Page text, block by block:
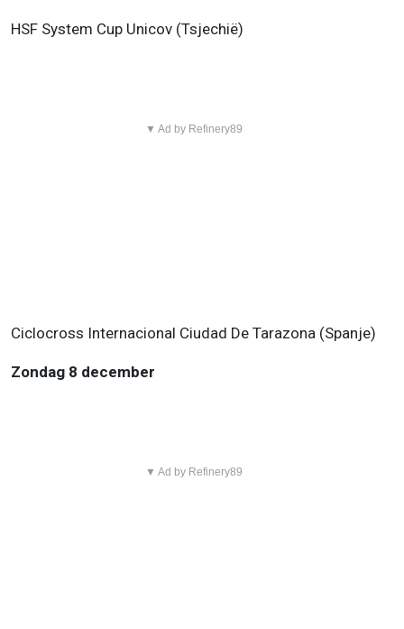
HSF System Cup Unicov (Tsjechië)
▼ Ad by Refinery89
Ciclocross Internacional Ciudad De Tarazona (Spanje)
Zondag 8 december
▼ Ad by Refinery89